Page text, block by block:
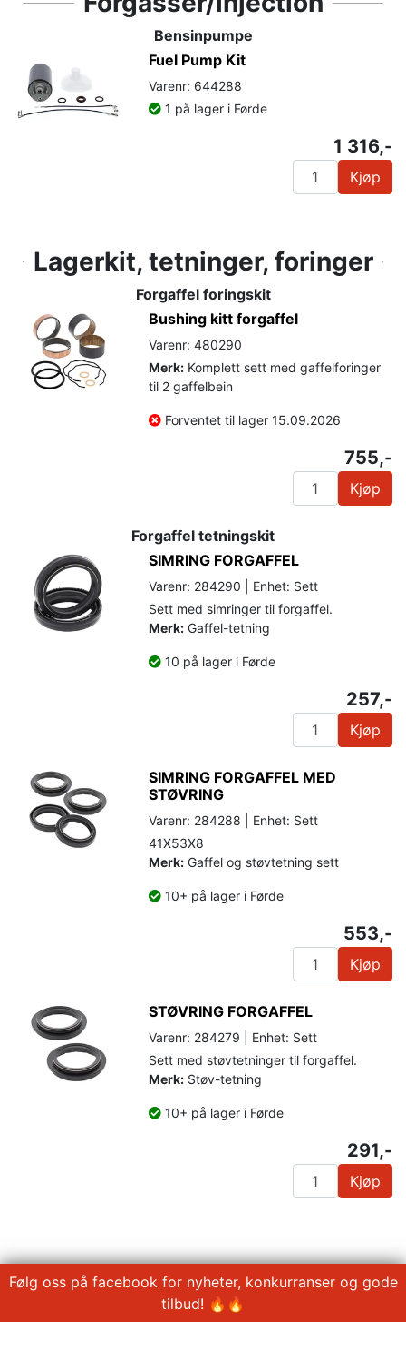
Bensinpumpe
Fuel Pump Kit
Varenr: 644288
1 på lager i Førde
1 316,-
Kjøp
Lagerkit, tetninger, foringer
Forgaffel foringskit
Bushing kitt forgaffel
Varenr: 480290
Merk: Komplett sett med gaffelforinger
til 2 gaffelbein
Forventet til lager 15.09.2026
755,-
Kjøp
Forgaffel tetningskit
SIMRING FORGAFFEL
Varenr: 284290 | Enhet: Sett
Sett med simringer til forgaffel.
Merk: Gaffel-tetning
10 på lager i Førde
257,-
Kjøp
SIMRING FORGAFFEL MED
STØVRING
Varenr: 284288 | Enhet: Sett
41X53X8
Merk: Gaffel og støvtetning sett
10+ på lager i Førde
553,-
Kjøp
STØVRING FORGAFFEL
Varenr: 284279 | Enhet: Sett
Sett med støvtetninger til forgaffel.
Merk: Støv-tetning
10+ på lager i Førde
291,-
Kjøp
Følg oss på facebook for nyheter, konkurranser og gode
tilbud! 🔥🔥